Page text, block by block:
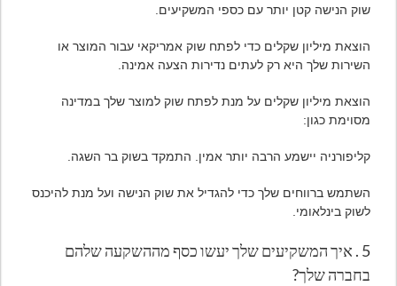
שוק הנישה קטן יותר עם כספי המשקיעים.
הוצאת מיליון שקלים כדי לפתח שוק אמריקאי עבור המוצר או
השירות שלך היא רק לעתים נדירות הצעה אמינה.
הוצאת מיליון שקלים על מנת לפתח שוק למוצר שלך במדינה
מסוימת כגון:
קליפורניה יישמע הרבה יותר אמין. התמקד בשוק בר השגה.
השתמש ברווחים שלך כדי להגדיל את שוק הנישה ועל מנת להיכנס
לשוק בינלאומי.
5 . איך המשקיעים שלך יעשו כסף מההשקעה שלהם
בחברה שלך?